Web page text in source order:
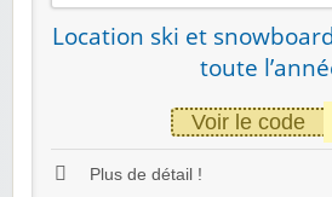
Location ski et
toute
Voir le code
Plus de détail !